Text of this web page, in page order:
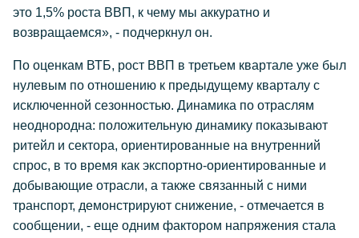
это 1,5% роста ВВП, к чему мы аккуратно и
возвращаемся», - подчеркнул он.
По оценкам ВТБ, рост ВВП в третьем квартале уже был
нулевым по отношению к предыдущему кварталу с
исключенной сезонностью. Динамика по отраслям
неоднородна: положительную динамику показывают
ритейл и сектора, ориентированные на внутренний
спрос, в то время как экспортно-ориентированные и
добывающие отрасли, а также связанный с ними
транспорт, демонстрируют снижение, - отмечается в
сообщении, - еще одним фактором напряжения стала